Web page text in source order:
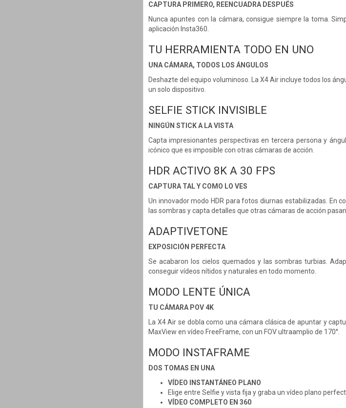
CAPTURA PRIMERO, REENCUADRA DESPUÉS
Nunca apuntes con la cámara, consigue siempre la toma.
aplicación Insta360.
TU HERRAMIENTA TODO EN UNO
UNA CÁMARA, TODOS LOS ÁNGULOS
Deshazte del equipo voluminoso. La X4 Air incluye todos los
un solo dispositivo.
SELFIE STICK INVISIBLE
NINGÚN STICK A LA VISTA
Capta impresionantes perspectivas en tercera persona y
icónico que es imposible con otras cámaras de acción.
HDR ACTIVO 8K A 30 FPS
CAPTURA TAL Y COMO LO VES
Un innovador modo HDR para fotos diurnas estabilizadas. En
las sombras y capta detalles que otras cámaras de acción
ADAPTIVETONE
EXPOSICIÓN PERFECTA
Se acabaron los cielos quemados y las sombras turbias.
conseguir vídeos nítidos y naturales en todo momento.
MODO LENTE ÚNICA
TU CÁMARA POV 4K
La X4 Air se dobla como una cámara clásica de apuntar y
MaxView en vídeo FreeFrame, con un FOV ultraamplio de 170°.
MODO INSTAFRAME
DOS TOMAS EN UNA
VÍDEO INSTANTÁNEO PLANO
Elige entre Selfie y vista fija y graba un vídeo plano
VÍDEO COMPLETO EN 360